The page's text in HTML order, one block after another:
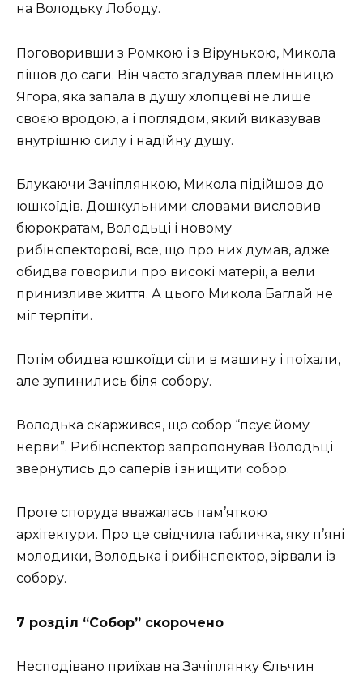
на Володьку Лободу.
Поговоривши з Ромкою і з Вірунькою, Микола
пішов до саги. Він часто згадував племінницю
Ягора, яка запала в душу хлопцеві не лише
своєю вродою, а і поглядом, який виказував
внутрішню силу і надійну душу.
Блукаючи Зачіплянкою, Микола підійшов до
юшкоїдів. Дошкульними словами висловив
бюрократам, Володьці і новому
рибінспекторові, все, що про них думав, адже
обидва говорили про високі матерії, а вели
принизливе життя. А цього Микола Баглай не
міг терпіти.
Потім обидва юшкоїди сіли в машину і поїхали,
але зупинились біля собору.
Володька скаржився, що собор “псує йому
нерви”. Рибінспектор запропонував Володьці
звернутись до саперів і знищити собор.
Проте споруда вважалась пам’яткою
архітектури. Про це свідчила табличка, яку п’яні
молодики, Володька і рибінспектор, зірвали із
собору.
7 розділ “Собор” скорочено
Несподівано приїхав на Зачіплянку Єльчин